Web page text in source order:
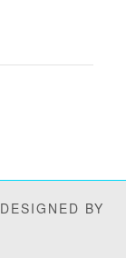
DESIGNED BY